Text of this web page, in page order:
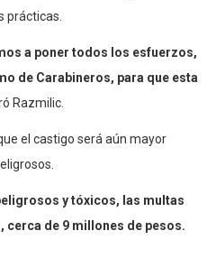
prácticas.
a poner todos los esfuerzos,
de Carabineros, para que esta
Razmilic.
el castigo será aún mayor
y tóxicos, las multas
cerca de 9 millones de pesos.